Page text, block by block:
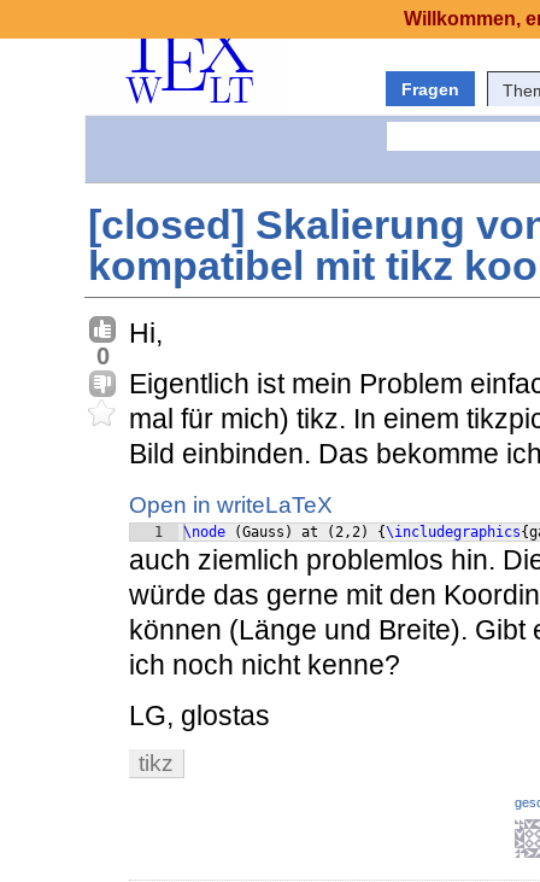
Fragen
[closed] Skalierung
kompatibel mit tikz
0
Hi,
Eigentlich ist mein Problem
mal für mich) tikz. In einem
Bild einbinden. Das bekomme
Open in writeLaTeX
1 \node (Gauss ) at (2,2) {\includegraphics{
auch ziemlich problemlos hin.
würde das gerne mit den
können (Länge und Breite).
ich noch nicht kenne?
LG, glostas
tikz
Willkommen,